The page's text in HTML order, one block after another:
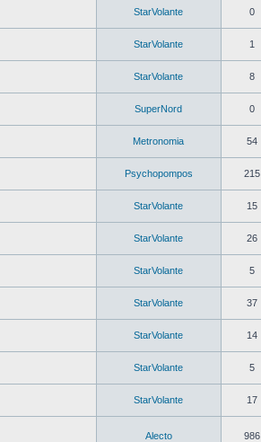
StarVolante 0
StarVolante 1
StarVolante 8
SuperNord 0
Metronomia 54
Psychopompos 215
StarVolante 15
StarVolante 26
StarVolante 5
StarVolante 37
StarVolante 14
StarVolante 5
StarVolante 17
Alecto 986